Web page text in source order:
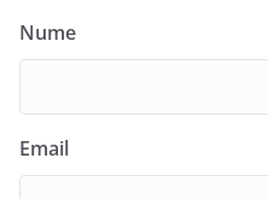
Nume
Email